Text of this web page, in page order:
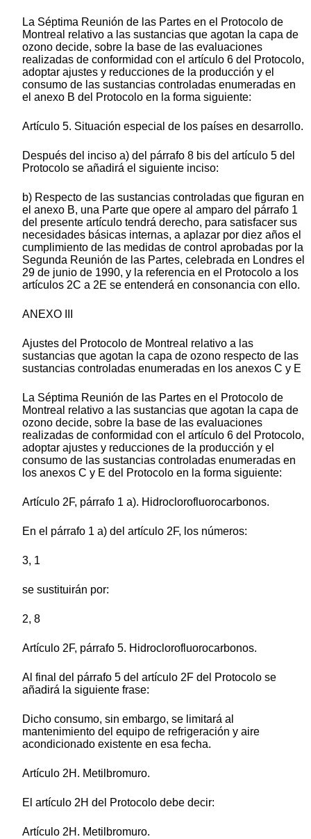
La Séptima Reunión de las Partes en el Protocolo de
Montreal relativo a las sustancias que agotan la capa de
ozono decide, sobre la base de las evaluaciones
realizadas de conformidad con el artículo 6 del Protocolo,
adoptar ajustes y reducciones de la producción y el
consumo de las sustancias controladas enumeradas en
el anexo B del Protocolo en la forma siguiente:
Artículo 5. Situación especial de los países en desarrollo.
Después del inciso a) del párrafo 8 bis del artículo 5 del
Protocolo se añadirá el siguiente inciso:
b) Respecto de las sustancias controladas que figuran en
el anexo B, una Parte que opere al amparo del párrafo 1
del presente artículo tendrá derecho, para satisfacer sus
necesidades básicas internas, a aplazar por diez años el
cumplimiento de las medidas de control aprobadas por la
Segunda Reunión de las Partes, celebrada en Londres el
29 de junio de 1990, y la referencia en el Protocolo a los
artículos 2C a 2E se entenderá en consonancia con ello.
ANEXO III
Ajustes del Protocolo de Montreal relativo a las
sustancias que agotan la capa de ozono respecto de las
sustancias controladas enumeradas en los anexos C y E
La Séptima Reunión de las Partes en el Protocolo de
Montreal relativo a las sustancias que agotan la capa de
ozono decide, sobre la base de las evaluaciones
realizadas de conformidad con el artículo 6 del Protocolo,
adoptar ajustes y reducciones de la producción y el
consumo de las sustancias controladas enumeradas en
los anexos C y E del Protocolo en la forma siguiente:
Artículo 2F, párrafo 1 a). Hidroclorofluorocarbonos.
En el párrafo 1 a) del artículo 2F, los números:
3, 1
se sustituirán por:
2, 8
Artículo 2F, párrafo 5. Hidroclorofluorocarbonos.
Al final del párrafo 5 del artículo 2F del Protocolo se
añadirá la siguiente frase:
Dicho consumo, sin embargo, se limitará al
mantenimiento del equipo de refrigeración y aire
acondicionado existente en esa fecha.
Artículo 2H. Metilbromuro.
El artículo 2H del Protocolo debe decir:
Artículo 2H. Metilbromuro.